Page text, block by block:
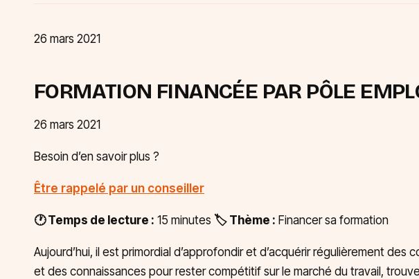
26 mars 2021
FORMATION FINANCÉE PAR PÔLE
26 mars 2021
Besoin d’en savoir plus ?
Être rappelé par un conseiller
🕐 Temps de lecture : 15 minutes 🏷️ Thème : Financer sa formation
Aujourd’hui, il est primordial d’approfondir et d’acquérir régulièrement des
et des connaissances pour rester compétitif sur le marché du travail,